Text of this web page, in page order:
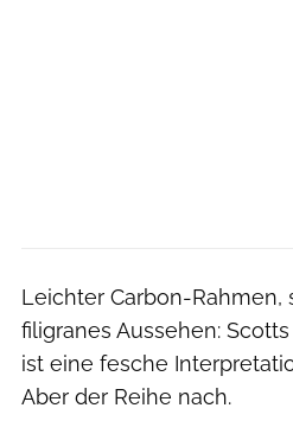
Leichter Carbon-Rahmen,
filigranes Aussehen:
ist eine fesche
Aber der Reihe nach.